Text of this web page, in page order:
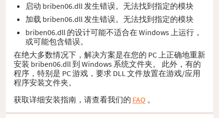
启动 briben06.dll 发生错误。无法找到指定的模块
加载 briben06.dll 发生错误。无法找到指定的模块
briben06.dll 的设计可能不适合在 Windows 上运行，
或可能包含错误。
在绝大多数情况下，解决方案是在您的 PC 上正确地重新
安装 briben06.dll 到 Windows 系统文件夹。 此外，有的
程序，特别是 PC 游戏，要求 DLL 文件放置在游戏/应用
程序安装文件夹。
获取详细安装指南，请查看我们的 FAQ 。